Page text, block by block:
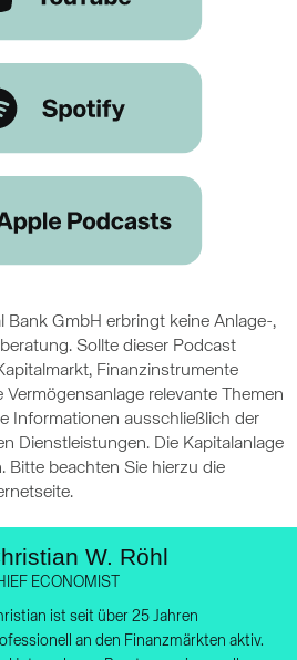
Bank GmbH erbringt keine Anlage-,
Sollte dieser Podcast
Finanzinstrumente
relevante Themen
Informationen ausschließlich der
Dienstleistungen. Die Kapitalanlage
Bitte beachten Sie hierzu die
W. Röhl
ECONOMIST
ist seit über 25 Jahren
an den Finanzmärkten aktiv.